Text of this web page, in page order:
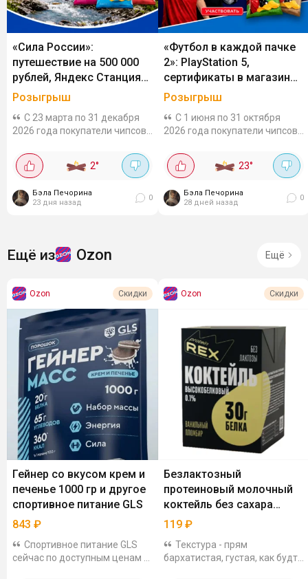
«Сила России»:
путешествие на 500 000
рублей, Яндекс Станция
Миди, телевизор Tuvio и
сертификаты Ozon за
чипсы «Московский
картофель»
Розыгрыш
С 23 марта по 31 декабря
2026 года покупатели чипсов
магазинах «Бристоль»
участвуют в розыгрыше
фондПромежуточные призы:...
2°
Бэла Печорина
23 дня назад
0
«Футбол в каждой пачке
2»: PlayStation 5,
сертификаты в магазин
РФС и поездка на матч
Сборной России за чипсы
«Московский картофель»
Розыгрыш
С 1 июня по 31 октября
2026 года покупатели чипсов
специальной упаковке с
символикой РФС участвуют в
этого...
23°
Бэла Печорина
28 дней назад
0
Ещё из Ozon Ещё
Ozon Скидки
Гейнер со вкусом крем и
печенье 1000 гр и другое
спортивное питание GLS
843 ₽
Спортивное питание GLS
сейчас по доступным ценам с
Ozon Скидки
Безлактозный
протеиновый молочный
коктейль без сахара
ProteinRex Пломбир, 500
119 ₽
Текстура - прям
бархатистая, густая, как будто